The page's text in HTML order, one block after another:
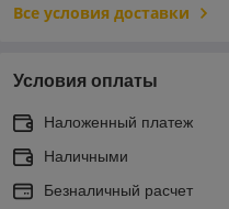
Все условия доставки
Условия оплаты
Наложенный платеж
Наличными
Безналичный расчет